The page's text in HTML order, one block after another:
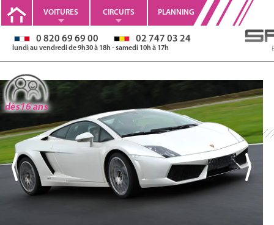
VOITURES CIRCUITS PLANNING
0 820 69 69 00 02 747 03 24
lundi au vendredi de 9h30 à 18h - samedi 10h à 17h